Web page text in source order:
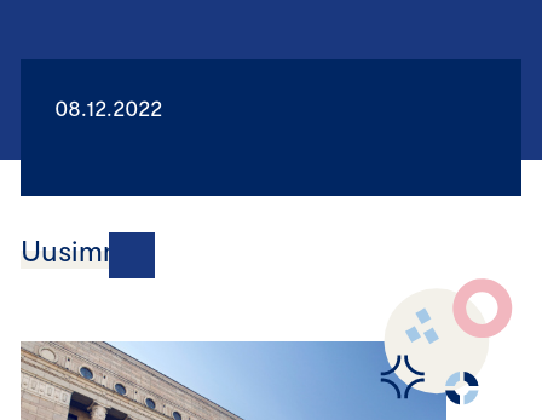
08.12.2022
Uusimmat